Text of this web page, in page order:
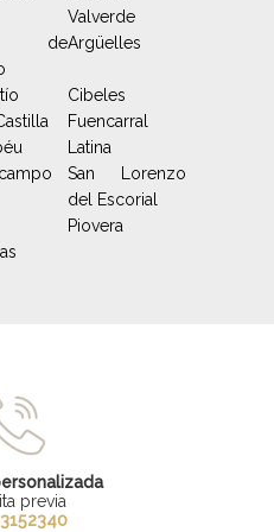
Valverde
deArgüelles
Cibeles
Fuencarral
Latina
San Lorenzo
del Escorial
Piovera
previa